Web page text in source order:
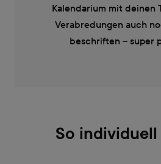
Kalendarium mit deinen
Verabredungen auch
beschriften – super
So individuell